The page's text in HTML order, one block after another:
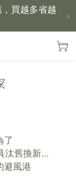
，買越多省越
上祝福
惠越多
›
了
汰舊換新...
避風港